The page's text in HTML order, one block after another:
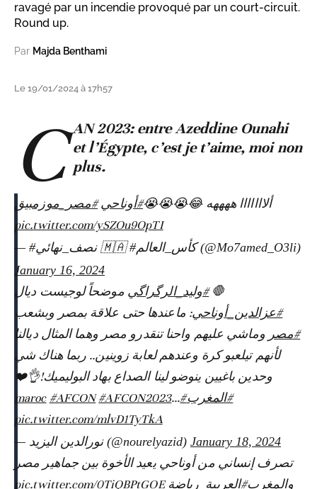
ravagé par un incendie provoqué par un court-circuit.
Round up.
Par Majda Benthami
Le 19/01/2024 à 17h57
C AN 2023: entre Azeddine Ounahi
et l’Égypte, c’est je t’aime, moi non
plus.
ألااااااا ههههه 😂😭😭😭#أوناحي #مصر_موزمبيق
pic.twitter.com/ySZOu9OpTI
— #نصف_نهائي 🇲🇦 #كأس_العالم (@Mo7amed_O3li)
January 16, 2024
🛑#وليد_الرگراگي موضحاً لوجيست ديال
#عزالدين_أوناحي: ماعندها حتى علاقة بمصر وبشعب
#مصر وماشي عليهم واحنا تنقدرو مصر وهما المثال ديالنا
لأنهم تيلعبو كرة وعندهم لعابة زوينين.. ربما هناك شي
وحدين باغيين ينوضو لينا الصداع بهاد البوليميك!👌❤️
#المغرب#maroc
#AFCON #AFCON2023…
pic.twitter.com/mlvD1TyTkA
— نورالدين اليزيد (@nourelyazid) January 18, 2024
تصرف إنساني من أوناحي يعيد الأخوة بين جماهير مصر
والمغرب#العربية_رياضة pic.twitter.com/0TiQBPtGOE